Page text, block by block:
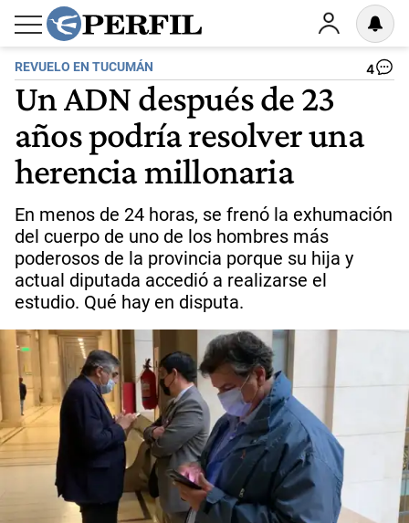
REVUELO EN TUCUMÁN 4
Un ADN después de 23
años podría resolver una
herencia millonaria
En menos de 24 horas, se frenó la exhumación
del cuerpo de uno de los hombres más
poderosos de la provincia porque su hija y
actual diputada accedió a realizarse el
estudio. Qué hay en disputa.